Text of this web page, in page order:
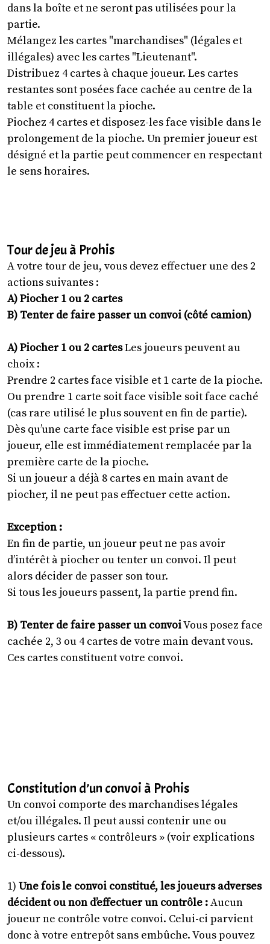
dans la boîte et ne seront pas utilisées pour la
partie.
Mélangez les cartes "marchandises" (légales et
illégales) avec les cartes "Lieutenant".
Distribuez 4 cartes à chaque joueur. Les cartes
restantes sont posées face cachée au centre de la
table et constituent la pioche.
Piochez 4 cartes et disposez-les face visible dans le
prolongement de la pioche. Un premier joueur est
désigné et la partie peut commencer en respectant
le sens horaires.
Tour de jeu à Prohis
A votre tour de jeu, vous devez effectuer une des 2
actions suivantes :
A) Piocher 1 ou 2 cartes
B) Tenter de faire passer un convoi (côté camion)
A) Piocher 1 ou 2 cartesLes joueurs peuvent au
choix :
Prendre 2 cartes face visible et 1 carte de la pioche.
Ou prendre 1 carte soit face visible soit face caché
(cas rare utilisé le plus souvent en fin de partie).
Dès qu’une carte face visible est prise par un
joueur, elle est immédiatement remplacée par la
première carte de la pioche.
Si un joueur a déjà 8 cartes en main avant de
piocher, il ne peut pas effectuer cette action.
Exception :
En fin de partie, un joueur peut ne pas avoir
d’intérêt à piocher ou tenter un convoi. Il peut
alors décider de passer son tour.
Si tous les joueurs passent, la partie prend fin.
B) Tenter de faire passer un convoiVous posez face
cachée 2, 3 ou 4 cartes de votre main devant vous.
Ces cartes constituent votre convoi.
Constitution d’un convoi à Prohis
Un convoi comporte des marchandises légales
et/ou illégales. Il peut aussi contenir une ou
plusieurs cartes « contrôleurs » (voir explications
ci-dessous).
1) Une fois le convoi constitué, les joueurs adverses
décident ou non d’effectuer un contrôle :Aucun
joueur ne contrôle votre convoi. Celui-ci parvient
donc à votre entrepôt sans embûche. Vous pouvez